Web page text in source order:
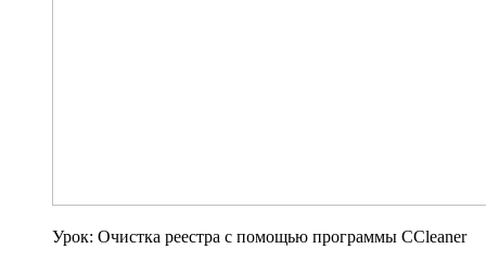
Урок: Очистка реестра с помощью программы CCleaner